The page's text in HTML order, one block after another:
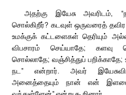
அதற்கு இயேசு
சொல்கிறீர்? கடவுள் ஒருவரைத்
உமக்குக் கட்டளைகள் தெரியும்
விபசாரம் செய்யாதே; களவு
சொல்லாதே; வஞ்சித்துப்
நட” என்றார். அவர்
அனைத்தையும் நான் என்